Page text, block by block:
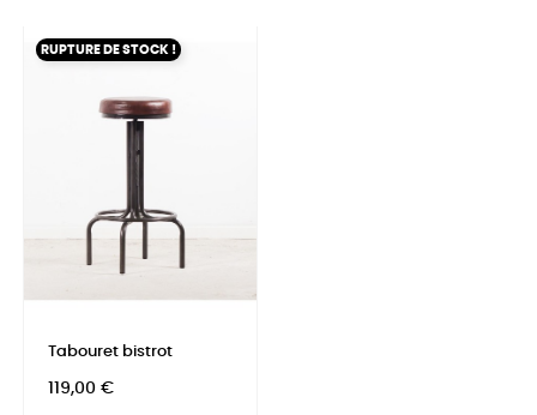
RUPTURE DE STOCK !
Tabouret bistrot
Prix
119,00 €